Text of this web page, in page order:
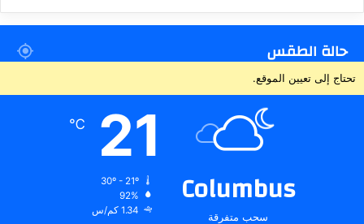
حالة الطقس
تحتاج إلى تعيين الموقع.
Columbus
سحب متفرقة
21
℃
92%
1.34 كم/س